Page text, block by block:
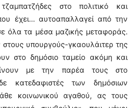
στο πολιτικό και
έχει… αυτοαπαλλαγεί από την
όλα τα μέσα μαζικής μεταφοράς.
υπουργούς-γκαουλάιτερ της
στο δημόσιο ταμείο ακόμη και
με την παρέα τους στο
κατεδαφιστές των δημόσιων
κοινωνικού αγαθού, ας τους